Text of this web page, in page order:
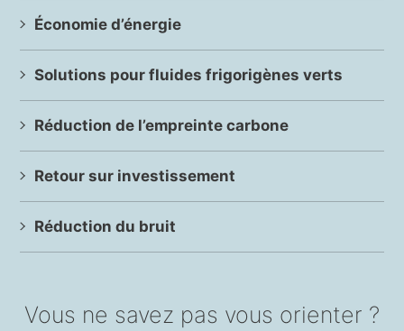
Économie d’énergie
Solutions pour fluides frigorigènes verts
Réduction de l’empreinte carbone
Retour sur investissement
Réduction du bruit
Vous ne savez pas vous orienter ?